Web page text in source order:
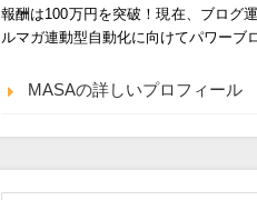
報酬は100万円を突破！現在、ブログ
ルマガ連動型自動化に向けてパワーブ
MASAの詳しいプロフィール